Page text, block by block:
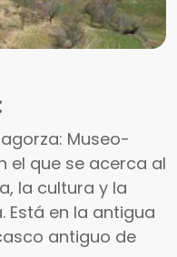
Museo-
el que se acerca al
la cultura y la
Está en la antigua
antiguo de